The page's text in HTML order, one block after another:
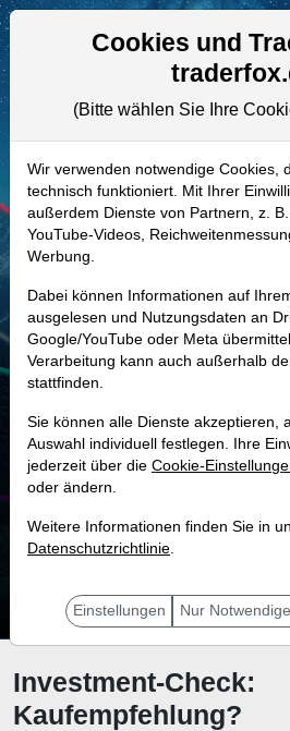
858406 | GPC–
Realtime-Aktienkurs:
-
-
Marktkapitalisierung
Unternehmenswert
MONKEY-TRADER
27.0 %
Mit 27.0 % Wahrscheinlichkeit wird selbst der
Investment-Check:
Kaufempfehlung?
Cookies und
(Bitte wählen Sie Ihre
Wir verwenden notwendige Cookies,
technisch funktioniert. Mit Ihrer
außerdem Dienste von Partnern, z.
YouTube-Videos,
Werbung.
Dabei können Informationen auf
ausgelesen und Nutzungsdaten an
Google/YouTube oder Meta
Verarbeitung kann auch außerhalb
stattfinden.
Sie können alle Dienste akzeptieren,
Auswahl individuell festlegen. Ihre
jederzeit über die Cookie-
oder ändern.
Weitere Informationen finden Sie in
Datenschutzrichtlinie.
Einstellungen Nur Notwendige